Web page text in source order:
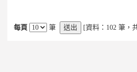
每頁 筆 送出 [資料：102 筆，